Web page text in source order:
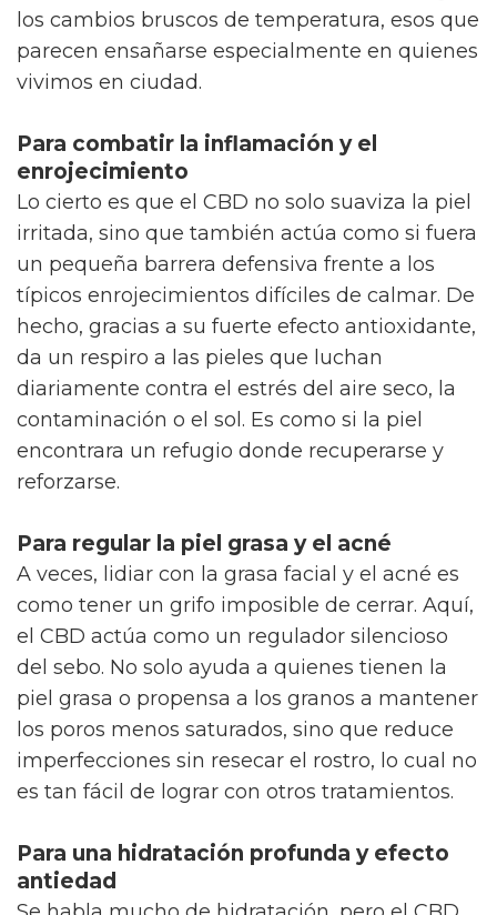
los cambios bruscos de temperatura, esos que
parecen ensañarse especialmente en quienes
vivimos en ciudad.
Para combatir la inflamación y el
enrojecimiento
Lo cierto es que el CBD no solo suaviza la piel
irritada, sino que también actúa como si fuera
un pequeña barrera defensiva frente a los
típicos enrojecimientos difíciles de calmar. De
hecho, gracias a su fuerte efecto antioxidante,
da un respiro a las pieles que luchan
diariamente contra el estrés del aire seco, la
contaminación o el sol. Es como si la piel
encontrara un refugio donde recuperarse y
reforzarse.
Para regular la piel grasa y el acné
A veces, lidiar con la grasa facial y el acné es
como tener un grifo imposible de cerrar. Aquí,
el CBD actúa como un regulador silencioso
del sebo. No solo ayuda a quienes tienen la
piel grasa o propensa a los granos a mantener
los poros menos saturados, sino que reduce
imperfecciones sin resecar el rostro, lo cual no
es tan fácil de lograr con otros tratamientos.
Para una hidratación profunda y efecto
antiedad